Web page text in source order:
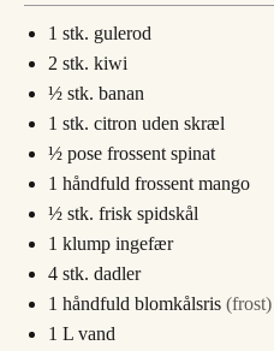
1 stk. gulerod
2 stk. kiwi
½ stk. banan
1 stk. citron uden skræl
½ pose frossent spinat
1 håndfuld frossent mango
½ stk. frisk spidskål
1 klump ingefær
4 stk. dadler
1 håndfuld blomkålsris (frost)
1 L vand